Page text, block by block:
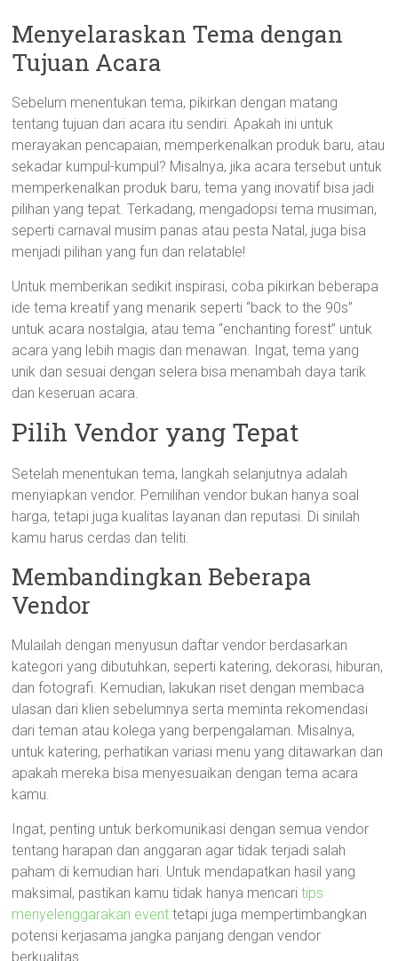
Menyelaraskan Tema dengan
Tujuan Acara
Sebelum menentukan tema, pikirkan dengan matang
tentang tujuan dari acara itu sendiri. Apakah ini untuk
merayakan pencapaian, memperkenalkan produk baru, atau
sekadar kumpul-kumpul? Misalnya, jika acara tersebut untuk
memperkenalkan produk baru, tema yang inovatif bisa jadi
pilihan yang tepat. Terkadang, mengadopsi tema musiman,
seperti carnaval musim panas atau pesta Natal, juga bisa
menjadi pilihan yang fun dan relatable!
Untuk memberikan sedikit inspirasi, coba pikirkan beberapa
ide tema kreatif yang menarik seperti “back to the 90s”
untuk acara nostalgia, atau tema “enchanting forest” untuk
acara yang lebih magis dan menawan. Ingat, tema yang
unik dan sesuai dengan selera bisa menambah daya tarik
dan keseruan acara.
Pilih Vendor yang Tepat
Setelah menentukan tema, langkah selanjutnya adalah
menyiapkan vendor. Pemilihan vendor bukan hanya soal
harga, tetapi juga kualitas layanan dan reputasi. Di sinilah
kamu harus cerdas dan teliti.
Membandingkan Beberapa
Vendor
Mulailah dengan menyusun daftar vendor berdasarkan
kategori yang dibutuhkan, seperti katering, dekorasi, hiburan,
dan fotografi. Kemudian, lakukan riset dengan membaca
ulasan dari klien sebelumnya serta meminta rekomendasi
dari teman atau kolega yang berpengalaman. Misalnya,
untuk katering, perhatikan variasi menu yang ditawarkan dan
apakah mereka bisa menyesuaikan dengan tema acara
kamu.
Ingat, penting untuk berkomunikasi dengan semua vendor
tentang harapan dan anggaran agar tidak terjadi salah
paham di kemudian hari. Untuk mendapatkan hasil yang
maksimal, pastikan kamu tidak hanya mencaritips
menyelenggarakan event tetapi juga mempertimbangkan
potensi kerjasama jangka panjang dengan vendor
berkualitas.